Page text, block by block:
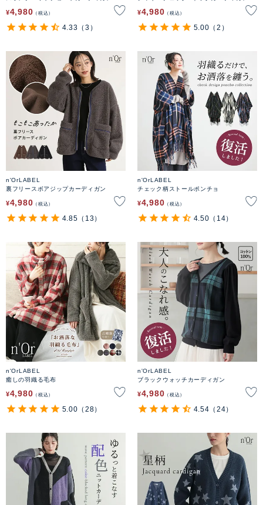
¥4,980 税込
4.33 （3）
¥4,980 税込
5.00 （2）
n'OrLABEL
裏フリースボアジップカーディガン
¥4,980 税込
4.85 （13）
n'OrLABEL
チェック柄ストールポンチョ
¥4,980 税込
4.50 （14）
n'OrLABEL
癒しの羽織る毛布
¥4,980 税込
5.00 （28）
n'OrLABEL
ブラックウォッチカーディガン
¥4,980 税込
4.54 （24）